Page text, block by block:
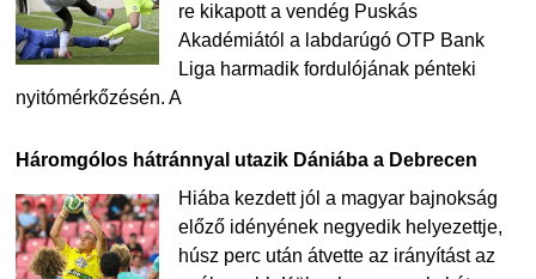
re kikapott a vendég Puskás
Akadémiától a labdarúgó OTP Bank
Liga harmadik fordulójának pénteki
nyitómérkőzésén. A
Háromgólos hátránnyal utazik Dániába a Debrecen
Hiába kezdett jól a magyar bajnokság
előző idényének negyedik helyezettje,
húsz perc után átvette az irányítást az